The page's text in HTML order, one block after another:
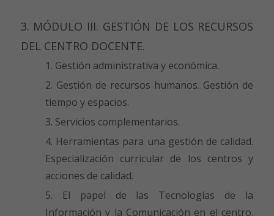
3. MÓDULO III. GESTIÓN DE LOS RECURSOS
DEL CENTRO DOCENTE.
Gestión administrativa y económica.
Gestión de recursos humanos. Gestión de
tiempo y espacios.
Servicios complementarios.
Herramientas para una gestión de calidad.
Especialización curricular de los centros y
acciones de calidad.
El papel de las Tecnologías de la
Información y la Comunicación en el centro.